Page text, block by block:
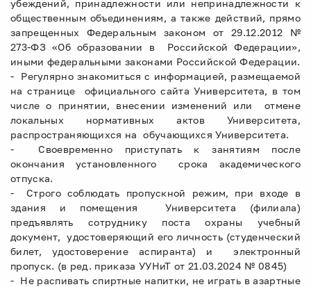
убеждений, принадлежности или непринадлежности к
общественным объединениям, а также действий, прямо
запрещенных Федеральным законом от 29.12.2012 №
273-ФЗ «Об образовании в Российской Федерации»,
иными федеральными законами Российской Федерации.
- Регулярно знакомиться с информацией, размещаемой
на странице официального сайта Университета, в том
числе о принятии, внесении изменений или отмене
локальных нормативных актов Университета,
распространяющихся на обучающихся Университета.
- Своевременно приступать к занятиям после
окончания установленного срока академического
отпуска.
- Строго соблюдать пропускной режим, при входе в
здания и помещения Университета (филиала)
предъявлять сотруднику поста охраны учебный
документ, удостоверяющий его личность (студенческий
билет, удостоверение аспиранта) и электронный
пропуск. (в ред. приказа УУНиТ от 21.03.2024 № 0845)
- Не распивать спиртные напитки, не играть в азартные